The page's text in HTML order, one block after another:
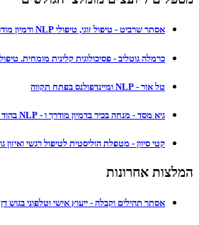
אסתר שרביט - טיפול זוגי, טיפולי NLP ודמיון מודרך בירושלים
כרמלה גוטליב - פסיכולוגית קלינית מומחית.
טל אור - NLP ומיינדפולנס בפתח תקווה
גיא מסד - מנחה בכיר בדמיון מודרך ו - NLP בהוד השרון
קטי סיוון - מטפלת הוליסטית לטיפול רגשי ואיזון
המלצות אחרונות
אסתר תהילים וקבלה - ייעוץ אישי וטלפוני בגוש דן